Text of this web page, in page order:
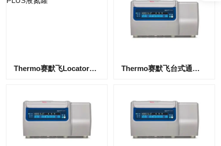
Thermo赛默飞Locator4 PLUS液氮罐 Thermo赛默飞台式通用离心机ST1R/ST4R